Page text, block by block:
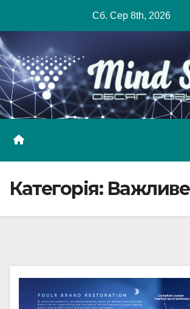
content
Сб. Сер 8th, 2026
Категорія: Важливе